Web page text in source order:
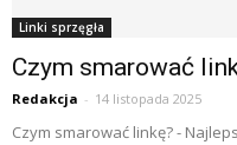
Linki sprzęgła
Czym smarować
Redakcja - 14 listopada 2025
Czym smarować linkę? -